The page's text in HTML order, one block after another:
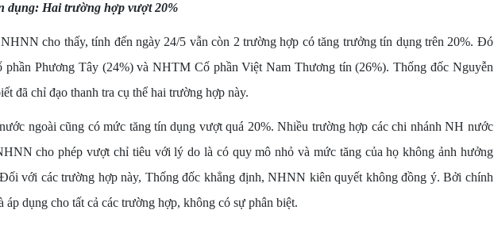
dụng: Hai trường hợp vượt 20%
cho thấy, tính đến ngày 24/5 vẫn còn 2 trường hợp có tăng trưởng tín dụng trên 20%. Đó
Phương Tây (24%) và NHTM Cổ phần Việt Nam Thương tín (26%). Thống đốc Nguyễn
đã chỉ đạo thanh tra cụ thể hai trường hợp này.
ngoài cũng có mức tăng tín dụng vượt quá 20%. Nhiều trường hợp các chi nhánh NH nước
cho phép vượt chỉ tiêu với lý do là có quy mô nhỏ và mức tăng của họ không ảnh hưởng
với các trường hợp này, Thống đốc khẳng định, NHNN kiên quyết không đồng ý. Bởi chính
áp dụng cho tất cả các trường hợp, không có sự phân biệt.